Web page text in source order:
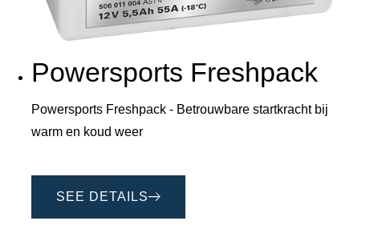
Powersports Freshpack
Powersports Freshpack - Betrouwbare startkracht bij
warm en koud weer
SEE DETAILS